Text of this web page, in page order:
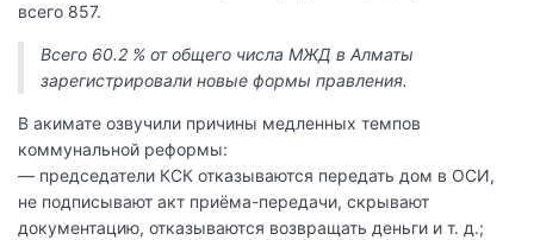
всего 857.
Всего 60.2 % от общего числа МЖД в Алматы
зарегистрировали новые формы правления.
В акимате озвучили причины медленных темпов
коммунальной реформы:
— председатели КСК отказываются передать дом в ОСИ,
не подписывают акт приёма-передачи, скрывают
документацию, отказываются возвращать деньги и т. д.;